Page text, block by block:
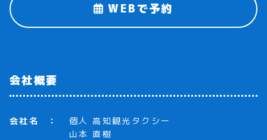
WEBで予約
会社概要
会社名
個人 高知観光タクシー
山本 直樹